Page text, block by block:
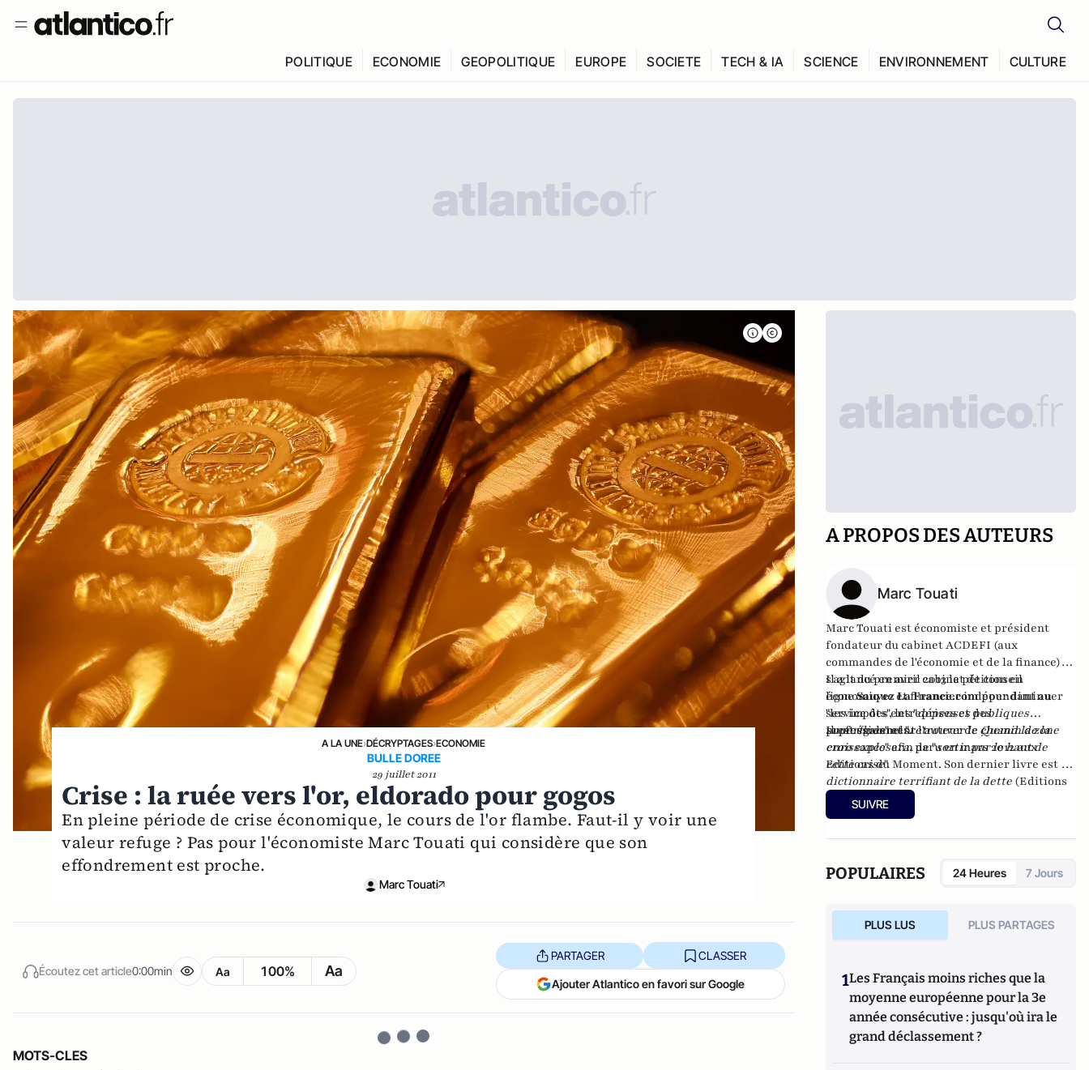
POLITIQUE ECONOMIE GEOPOLITIQUE EUROPE SOCIETE TECH & IA SCIENCE ENVIRONNEMENT CULTURE
A LA UNE›DÉCRYPTAGES›ECONOMIE
BULLE DOREE
29 juillet 2011
Crise : la ruée vers l'or, eldorado pour gogos
En pleine période de crise économique, le cours de l'or flambe. Faut-il y voir une
valeur refuge ? Pas pour l'économiste Marc Touati qui considère que son
effondrement est proche.
Marc Touati
Écoutez cet article0:00min Aa 100% Aa
PARTAGER CLASSER
Ajouter Atlantico en favori sur Google
MOTS-CLES
A PROPOS DES AUTEURS
Marc Touati
Marc Touati est économiste et président
fondateur du cabinetACDEFI (aux
commandes de l'économie et de la finance). Il
s'agit du premier cabinet de conseil
économique et financier indépendant au
service des entreprises et des
professionnels.
Il a lancé en avril 2013 la pétition en
ligneSauvez La France.compour diminuer
"les impôts", les "dépenses publiques
superflues" et "retrouver le chemin de la
croissance" afin de "sortir par le haut de
cette crise".
Il est également l'auteur deQuand la zone
euro explosera, paru en mars 2012 aux
Editions du Moment. Son dernier livre est Le
dictionnaire terrifiant de la dette (Editions
du moment, mars 2013).
SUIVRE
POPULAIRES 24 Heures 7 Jours
PLUS LUS PLUS PARTAGES
1Les Français moins riches que la
moyenne européenne pour la 3e
année consécutive : jusqu'où ira le
grand déclassement ?